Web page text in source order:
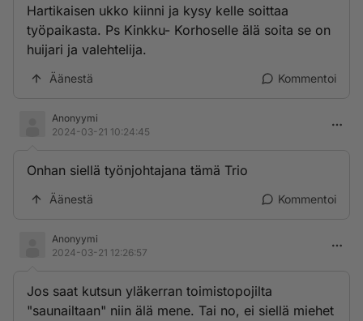
Hartikaisen ukko kiinni ja kysy kelle soittaa
työpaikasta. Ps Kinkku- Korhoselle älä soita se on
huijari ja valehtelija.
Äänestä Kommentoi
Anonyymi
2024-03-21 10:24:45
Onhan siellä työnjohtajana tämä Trio
Äänestä Kommentoi
Anonyymi
2024-03-21 12:26:57
Jos saat kutsun yläkerran toimistopojilta
"saunailtaan" niin älä mene. Tai no, ei siellä miehet